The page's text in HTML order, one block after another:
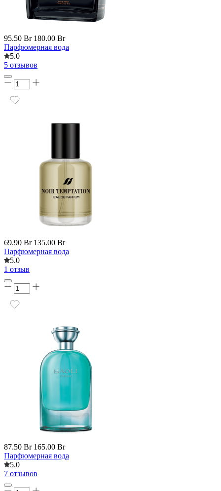
95.50 Br 180.00 Br
Парфюмерная вода
5.0
5 отзывов
69.90 Br 135.00 Br
Парфюмерная вода
5.0
1 отзыв
87.50 Br 165.00 Br
Парфюмерная вода
5.0
7 отзывов